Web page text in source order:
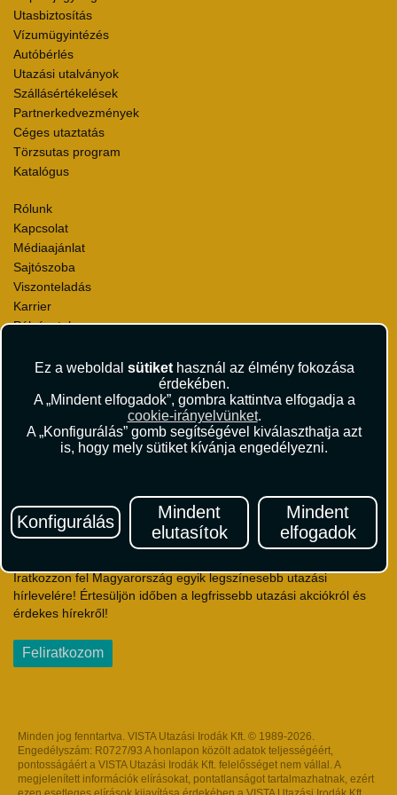
Ez a weboldal sütikethasznál az élmény fokozása
érdekében.
A „Mindent elfogadok”, gombra kattintva elfogadja a
cookie-irányelvünket.
A „Konfigurálás” gomb segítségével kiválaszthatja azt
is, hogy mely sütiket kívánja engedélyezni.
Konfigurálás
Mindent
elutasítok
Mindent
elfogadok
Utasbiztosítás
Vízumügyintézés
Autóbérlés
Utazási utalványok
Szállásértékelések
Partnerkedvezmények
Céges utaztatás
Törzsutas program
Katalógus
Rólunk
Kapcsolat
Médiaajánlat
Sajtószoba
Viszonteladás
Karrier
Pályázatok
Környezettudatosság
Utazási Csomag Szerződési Feltételek
Útlemondás-biztosítás Szerződési Feltételek
Utasbiztosítás Szerződési Feltételek
Hírlevél
Iratkozzon fel Magyarország egyik legszínesebb utazási
hírlevelére! Értesüljön időben a legfrissebb utazási akciókról és
érdekes hírekről!
Feliratkozom
Minden jog fenntartva. VISTA Utazási Irodák Kft. © 1989-2026.
Engedélyszám: R0727/93 A honlapon közölt adatok teljességéért,
pontosságáért a VISTA Utazási Irodák Kft. felelősséget nem vállal. A
megjelenített információk elírásokat, pontatlanságot tartalmazhatnak, ezért